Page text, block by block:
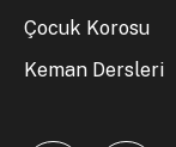
Çocuk Korosu
Keman Dersleri